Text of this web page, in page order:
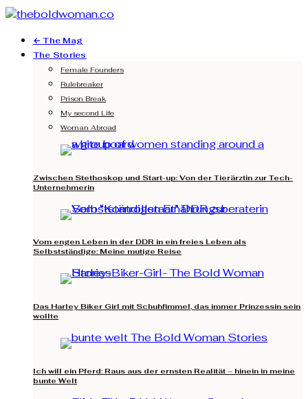
← The Mag
The Stories
Female Founders
Rulebreaker
Prison Break
My second Life
Woman Abroad
Zwischen Stethoskop und Start-up: Von der Tierärztin zur Tech-
Unternehmerin
Vom engen Leben in der DDR in ein freies Leben als
Selbstständige: Meine mutige Reise
Das Harley Biker Girl mit Schuhfimmel, das immer Prinzessin sein
wollte
Ich will ein Pferd: Raus aus der ernsten Realität – hinein in meine
bunte Welt